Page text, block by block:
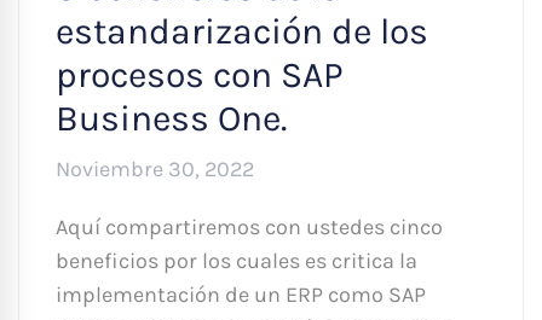
estandarización de los
procesos con SAP
Business One.
Noviembre 30, 2022
Aquí compartiremos con ustedes cinco
beneficios por los cuales es critica la
implementación de un ERP como SAP